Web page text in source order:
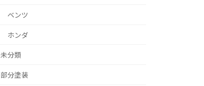
ベンツ
ホンダ
未分類
部分塗装